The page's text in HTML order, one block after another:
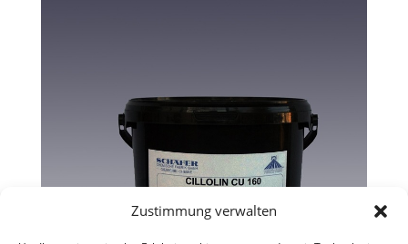
Zustimmung verwalten